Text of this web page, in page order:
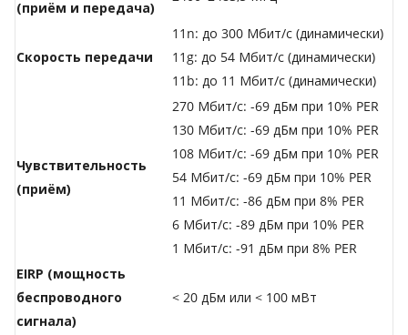
(приём и передача)
Скороcть передачи
11n: до 300 Мбит/с (динамически)
11g: до 54 Мбит/с (динамически)
11b: до 11 Мбит/с (динамически)
Чувствительность
(приём)
270 Мбит/с: -69 дБм при 10% PER
130 Мбит/с: -69 дБм при 10% PER
108 Мбит/с: -69 дБм при 10% PER
54 Мбит/с: -69 дБм при 10% PER
11 Мбит/с: -86 дБм при 8% PER
6 Мбит/с: -89 дБм при 10% PER
1 Мбит/с: -91 дБм при 8% PER
EIRP (мощность
беспроводного
сигнала)
< 20 дБм или < 100 мВт